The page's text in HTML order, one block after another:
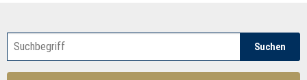
Suchen